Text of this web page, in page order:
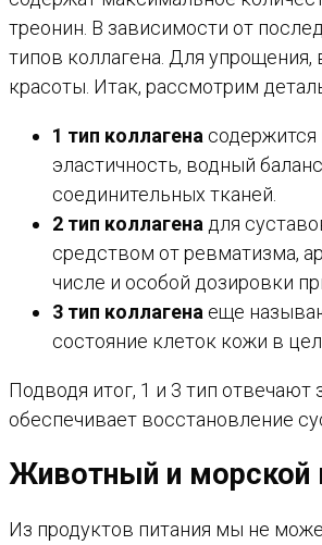
треонин. В зависимости от
типов коллагена. Для
красоты. Итак, рассмотрим
1 тип коллагена содержится
эластичность, водный
соединительных тканей.
2 тип коллагенадля
средством от ревматизма,
числе и особой дозировки
3 тип коллагена еще
состояние клеток кожи в
Подводя итог, 1 и 3 тип отвечают
обеспечивает восстановление
Животный и морской
Из продуктов питания мы не